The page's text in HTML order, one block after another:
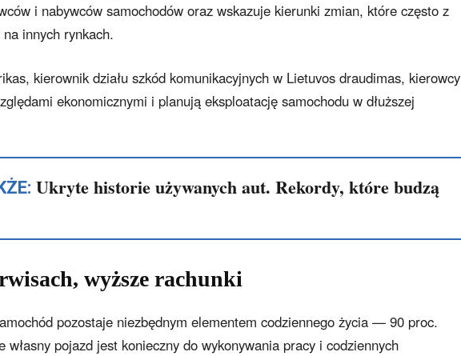
i nabywców samochodów oraz wskazuje kierunki zmian, które często z
innych rynkach.
kierownik działu szkód komunikacyjnych w Lietuvos draudimas, kierowcy
ekonomicznymi i planują eksploatację samochodu w dłuższej
Ukryte historie używanych aut. Rekordy, które budzą
wyższe rachunki
pozostaje niezbędnym elementem codziennego życia — 90 proc.
własny pojazd jest konieczny do wykonywania pracy i codziennych